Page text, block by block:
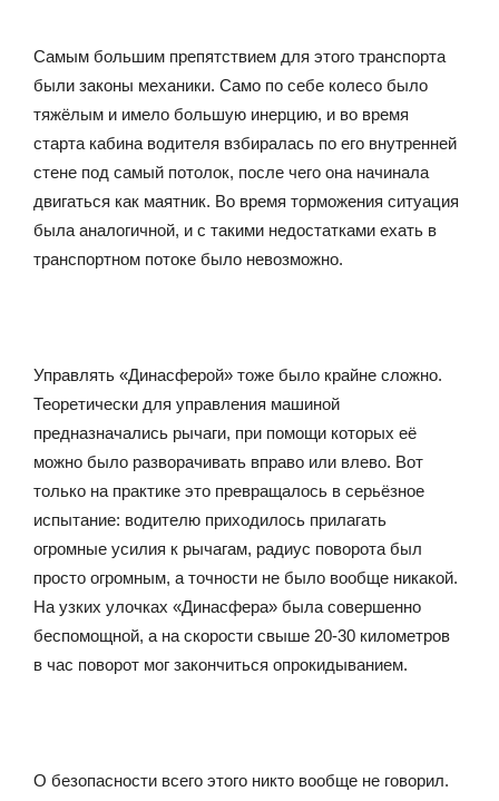
Самым большим препятствием для этого транспорта
были законы механики. Само по себе колесо было
тяжёлым и имело большую инерцию, и во время
старта кабина водителя взбиралась по его внутренней
стене под самый потолок, после чего она начинала
двигаться как маятник. Во время торможения ситуация
была аналогичной, и с такими недостатками ехать в
транспортном потоке было невозможно.
Управлять «Динасферой» тоже было крайне сложно.
Теоретически для управления машиной
предназначались рычаги, при помощи которых её
можно было разворачивать вправо или влево. Вот
только на практике это превращалось в серьёзное
испытание: водителю приходилось прилагать
огромные усилия к рычагам, радиус поворота был
просто огромным, а точности не было вообще никакой.
На узких улочках «Динасфера» была совершенно
беспомощной, а на скорости свыше 20-30 километров
в час поворот мог закончиться опрокидыванием.
О безопасности всего этого никто вообще не говорил.